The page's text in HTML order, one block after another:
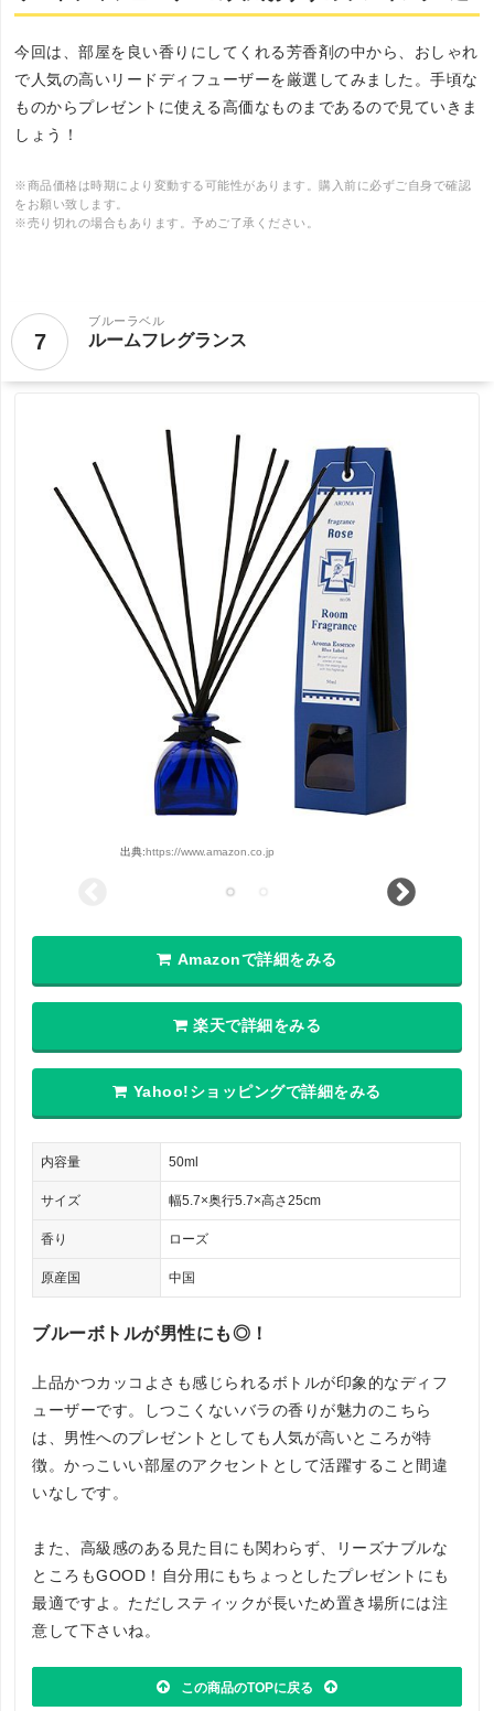
今回は、部屋を良い香りにしてくれる芳香剤の中から、おしゃれ
で人気の高いリードディフューザーを厳選してみました。手頃な
ものからプレゼントに使える高価なものまであるので見ていきま
しょう！
※商品価格は時期により変動する可能性があります。購入前に必ずご自身で確認
をお願い致します。
※売り切れの場合もあります。予めご了承ください。
7
ブルーラベル
ルームフレグランス
出典:https://www.amazon.co.jp
Amazonで詳細をみる
楽天で詳細をみる
Yahoo!ショッピングで詳細をみる
内容量 50ml
サイズ 幅5.7×奥行5.7×高さ25cm
香り ローズ
原産国 中国
ブルーボトルが男性にも◎！
上品かつカッコよさも感じられるボトルが印象的なディフ
ューザーです。しつこくないバラの香りが魅力のこちら
は、男性へのプレゼントとしても人気が高いところが特
徴。かっこいい部屋のアクセントとして活躍すること間違
いなしです。
また、高級感のある見た目にも関わらず、リーズナブルな
ところもGOOD！自分用にもちょっとしたプレゼントにも
最適ですよ。ただしスティックが長いため置き場所には注
意して下さいね。
この商品のTOPに戻る